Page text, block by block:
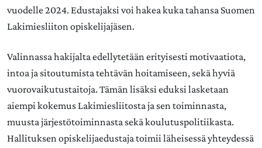
vuodelle 2024. Edustajaksi voi hakea kuka tahansa Suomen
Lakimiesliiton opiskelijajäsen.
Valinnassa hakijalta edellytetään erityisesti motivaatiota,
intoa ja sitoutumista tehtävän hoitamiseen, sekä hyviä
vuorovaikutustaitoja. Tämän lisäksi eduksi lasketaan
aiempi kokemus Lakimiesliitosta ja sen toiminnasta,
muusta järjestötoiminnasta sekä koulutuspolitiikasta.
Hallituksen opiskelijaedustaja toimii läheisessä yhteydessä